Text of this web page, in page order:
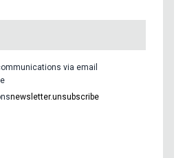
via email
newsletter.unsubscribe